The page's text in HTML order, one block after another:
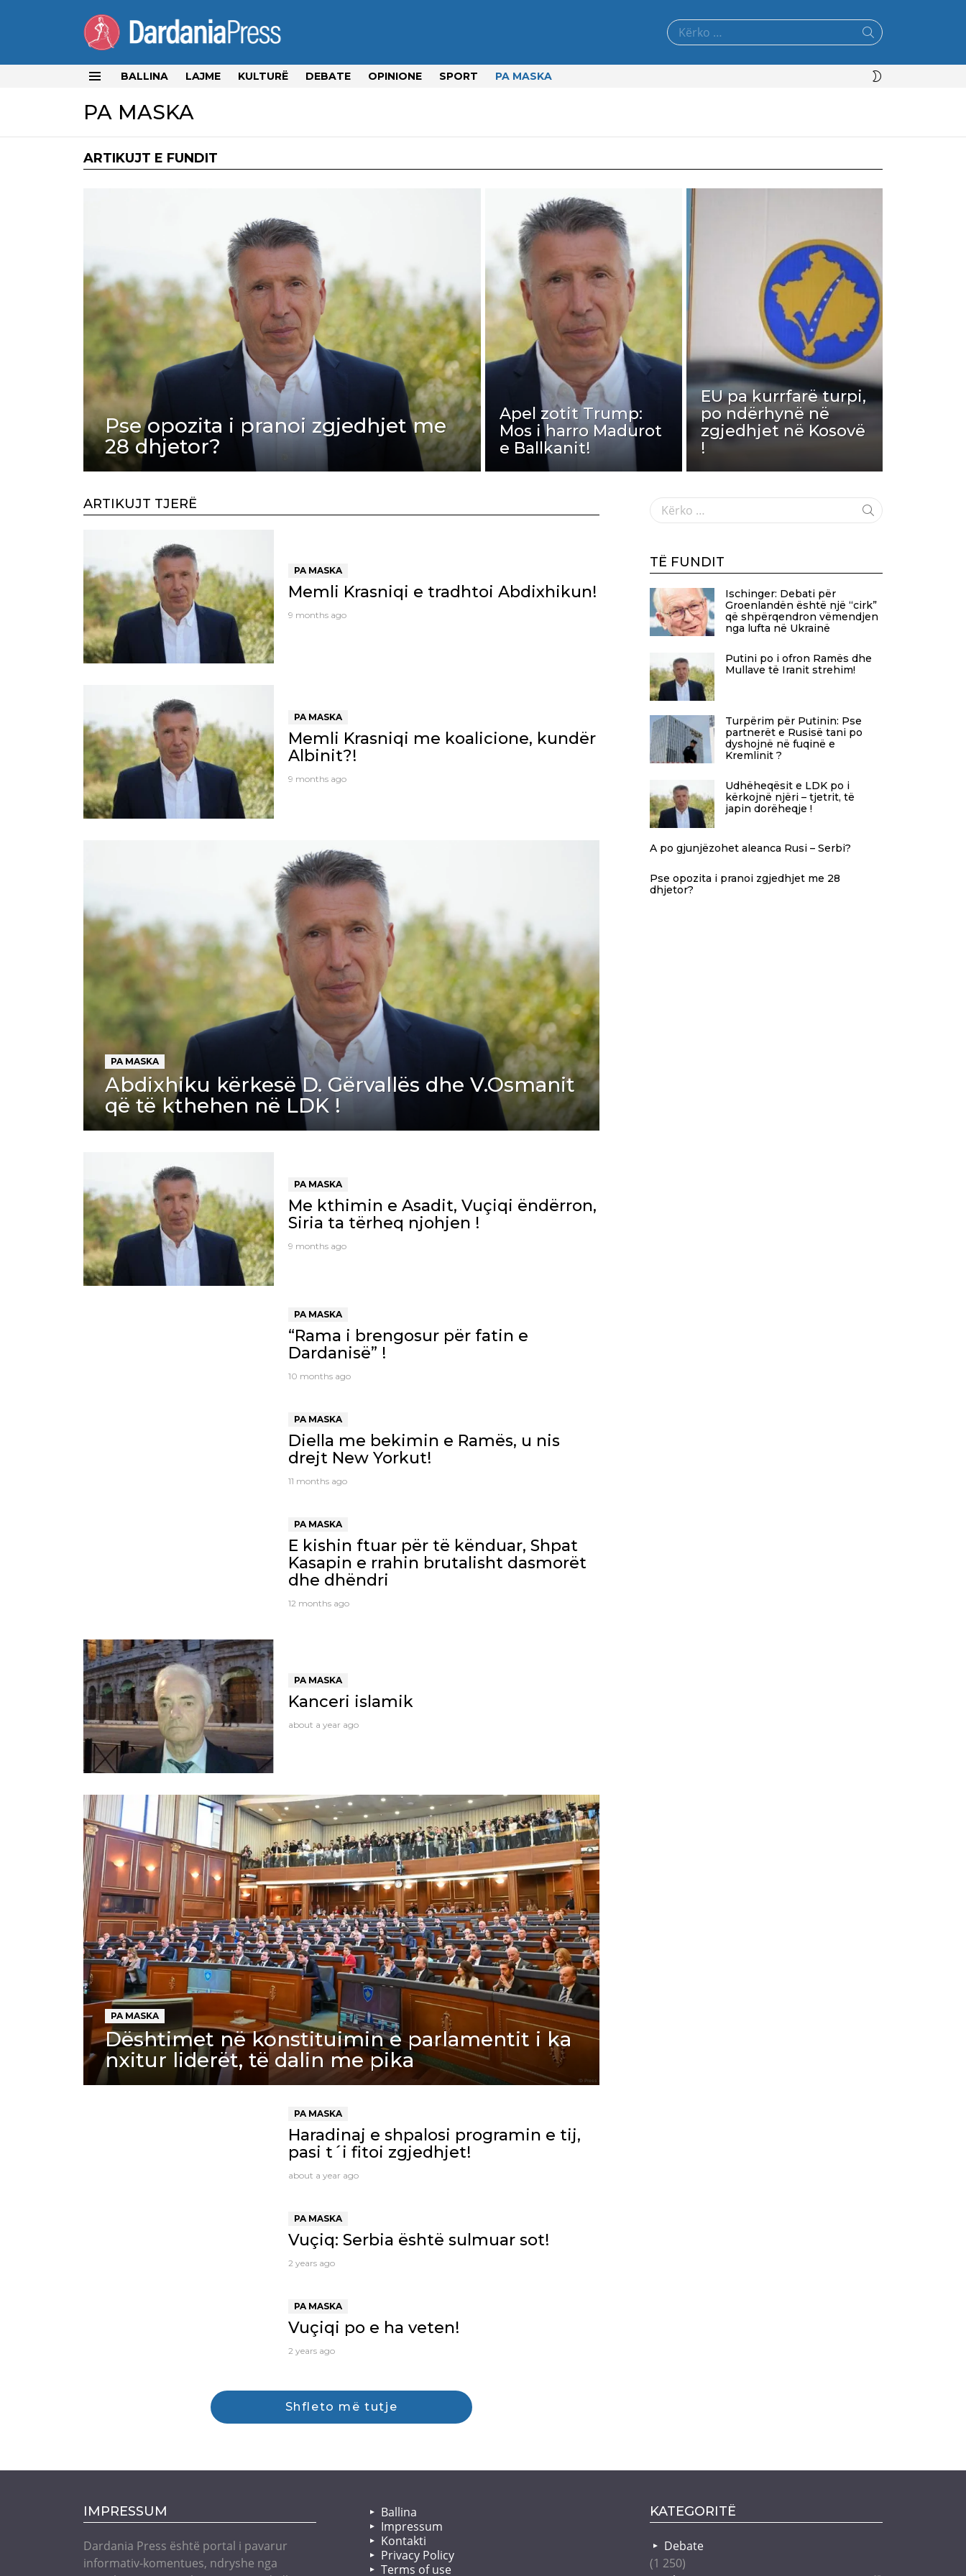
Search
for:
BALLINA LAJME KULTURË DEBATE OPINIONE SPORT PA MASKA
PA MASKA
ARTIKUJT E FUNDIT
Pse opozita i pranoi zgjedhjet me
28 dhjetor?
Apel zotit Trump:
Mos i harro Madurot
e Ballkanit!
EU pa kurrfarë turpi,
po ndërhynë në
zgjedhjet në Kosovë
!
ARTIKUJT TJERË
PA MASKA
Memli Krasniqi e tradhtoi Abdixhikun!
9 months ago
PA MASKA
Memli Krasniqi me koalicione, kundër
Albinit?!
9 months ago
PA MASKA
Abdixhiku kërkesë D. Gërvallës dhe V.Osmanit
që të kthehen në LDK !
PA MASKA
Me kthimin e Asadit, Vuçiqi ëndërron,
Siria ta tërheq njohjen !
9 months ago
PA MASKA
“Rama i brengosur për fatin e
Dardanisë” !
10 months ago
PA MASKA
Diella me bekimin e Ramës, u nis
drejt New Yorkut!
11 months ago
PA MASKA
E kishin ftuar për të kënduar, Shpat
Kasapin e rrahin brutalisht dasmorët
dhe dhëndri
12 months ago
PA MASKA
Kanceri islamik
about a year ago
PA MASKA
Dështimet në konstituimin e parlamentit i ka
nxitur liderët, të dalin me pika
PA MASKA
Haradinaj e shpalosi programin e tij,
pasi t´i fitoi zgjedhjet!
about a year ago
PA MASKA
Vuçiq: Serbia është sulmuar sot!
2 years ago
PA MASKA
Vuçiqi po e ha veten!
2 years ago
Shfleto më tutje
for:
TË FUNDIT
Ischinger: Debati për
Groenlandën është një “cirk”
që shpërqendron vëmendjen
nga lufta në Ukrainë
Putini po i ofron Ramës dhe
Mullave të Iranit strehim!
Turpërim për Putinin: Pse
partnerët e Rusisë tani po
dyshojnë në fuqinë e
Kremlinit ?
Udhëheqësit e LDK po i
kërkojnë njëri – tjetrit, të
japin dorëheqje !
A po gjunjëzohet aleanca Rusi – Serbi?
Pse opozita i pranoi zgjedhjet me 28
dhjetor?
IMPRESSUM
Dardania Press është portal i pavarur
informativ-komentues, ndryshe nga
Ballina
Impressum
Kontakti
Privacy Policy
Terms of use
KATEGORITË
Debate
(1 250)